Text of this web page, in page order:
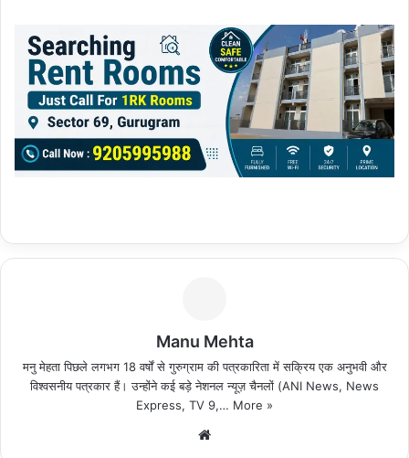
Manu Mehta
मनु मेहता पिछले लगभग 18 वर्षों से गुरुग्राम की पत्रकारिता में सक्रिय एक अनुभवी और
विश्वसनीय पत्रकार हैं। उन्होंने कई बड़े नेशनल न्यूज़ चैनलों (ANI News, News
Express, TV 9,… More »